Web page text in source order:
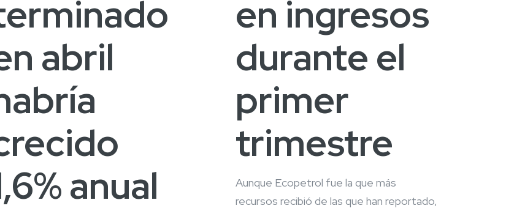
abril
anual
en ingresos
durante el
primer
trimestre
Aunque Ecopetrol fue la que más
recursos recibió de las que han reportado,